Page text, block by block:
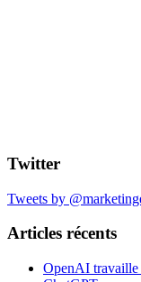
Twitter
Tweets by
Articles récents
OpenAI travaille